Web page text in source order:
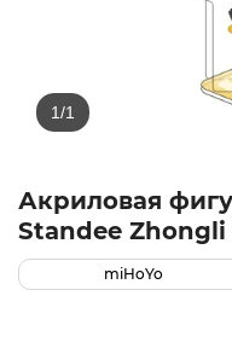
Акриловая
Standee Zhongli
miHoYo